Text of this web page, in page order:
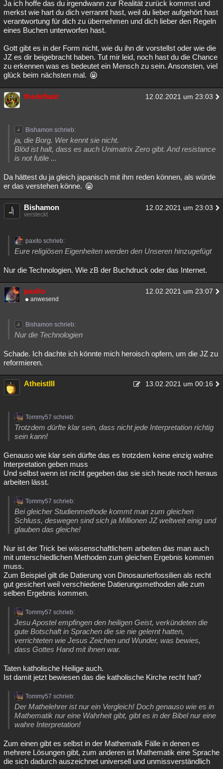
Ja ich hoffe das du irgendwann zur Realität zurück kommst und
merkst wie hart du dich verrannt hast, weil du lieber aufgehört hast
verantwortung für dich zu übernehmen und dich lieber den Regeln
eines Buchen unterworfen hast.
Gott gibt es in der Form nicht, wie du ihn dir vorstellst oder wie die
JZ es dir beigebracht haben. Tut mir leid, noch hast du die Chance
zu erkennen was es bedeutet ein Mensch zu sein. Ansonsten, viel
glück beim nächsten mal.
thedefiant 12.02.2021 um 23:03
Bishamon schrieb:
ja, die Borg. Wer kennt sie nicht.
Blöd ist halt, dass es auch Unimatrix Zero gibt. And resistance
is not futile ...
Da hättest du ja gleich japanisch mit ihm reden können, als würde
er das verstehen könne.
Bishamon 12.02.2021 um 23:03
versteckt
paxito schrieb:
Eure religiösen Eigenheiten werden den Unseren hinzugefügt
Nur die Technologien. Wie zB der Buchdruck oder das Internet.
paxito 12.02.2021 um 23:07
anwesend
Bishamon schrieb:
Nur die Technologien
Schade. Ich dachte ich könnte mich heroisch opfern, um die JZ zu
reformieren.
AtheistIII 13.02.2021 um 00:16
Tommy57 schrieb:
Trotzdem dürfte klar sein, dass nicht jede Interpretation richtig
sein kann!
Genauso wie klar sein dürfte das es trotzdem keine einzig wahre
Interpretation geben muss
Und selbst wenn ist nicht gegeben das sie sich heute noch heraus
arbeiten lässt.
Tommy57 schrieb:
Bei gleicher Studienmethode kommt man zum gleichen
Schluss, deswegen sind sich ja Millionen JZ weltweit einig und
glauben das gleiche!
Nur ist der Trick bei wissenschaftlichem arbeiten das man auch
mit unterschiedlichen Methoden zum gleichen Ergebnis kommen
muss.
Zum Beispiel gilt die Datierung von Dinosaurierfossilien als recht
gut gesichert weil verschiedene Datierungsmethoden alle zum
selben Ergebnis kommen.
Tommy57 schrieb:
Jesu Apostel empfingen den heiligen Geist, verkündeten die
gute Botschaft in Sprachen die sie nie gelernt hatten,
verrichteten wie Jesus Zeichen und Wunder, was bewies,
dass Gottes Hand mit ihnen war.
Taten katholische Heilige auch.
Ist damit jetzt bewiesen das die katholische Kirche recht hat?
Tommy57 schrieb:
Der Mathelehrer ist nur ein Vergleich! Doch genauso wie es in
Mathematik nur eine Wahrheit gibt, gibt es in der Bibel nur eine
wahre Interpretation!
Zum einen gibt es selbst in der Mathematik Fälle in denen es
mehrere Lösungen gibt, zum anderen ist Mathematik eine Sprache
die sich dadurch auszeichnet universell und unmissverständlich